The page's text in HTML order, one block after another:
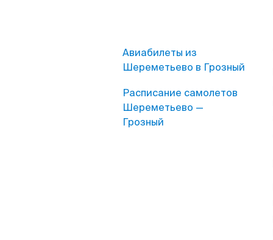
Авиабилеты из
Шереметьево в Грозный
Расписание самолетов
Шереметьево —
Грозный